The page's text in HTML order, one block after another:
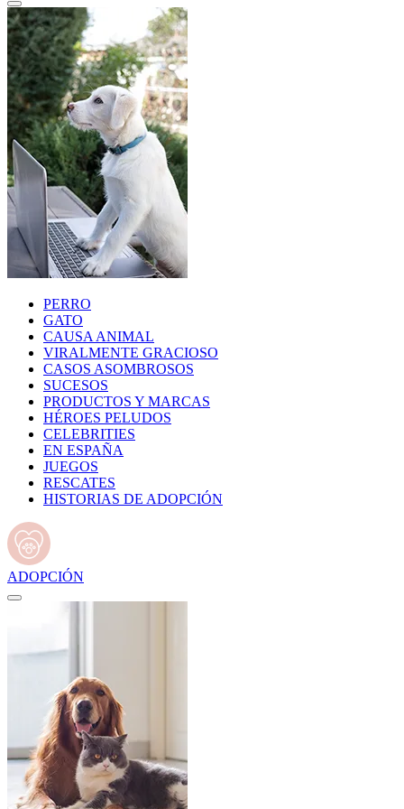
PERRO
GATO
CAUSA ANIMAL
VIRALMENTE GRACIOSO
CASOS ASOMBROSOS
SUCESOS
PRODUCTOS Y MARCAS
HÉROES PELUDOS
CELEBRITIES
EN ESPAÑA
JUEGOS
RESCATES
HISTORIAS DE ADOPCIÓN
ADOPCIÓN